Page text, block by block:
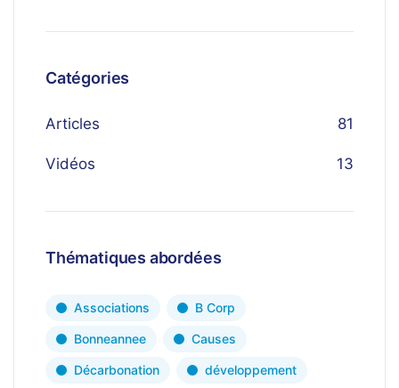
Catégories
Articles 81
Vidéos 13
Thématiques abordées
Associations B Corp
Bonneannee Causes
Décarbonation développement